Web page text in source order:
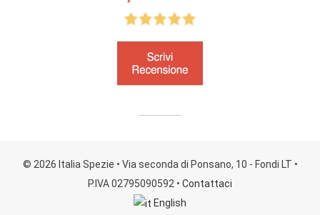
© 2026 Italia Spezie • Via seconda di Ponsano, 10 - Fondi LT •
P.IVA 02795090592 • Contattaci
English